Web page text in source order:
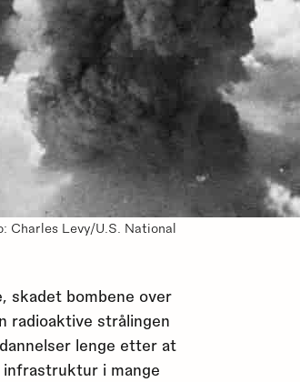
Charles Levy/U.S. National
skadet bombene over
radioaktive strålingen
lenge etter at
i mange